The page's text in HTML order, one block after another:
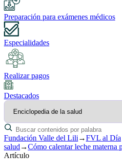
Preparación para exámenes médicos
Especialidades
Realizar pagos
Destacados
Fundación Valle del Lili →FVL al Día
salud →Cómo calentar leche materna
Artículo